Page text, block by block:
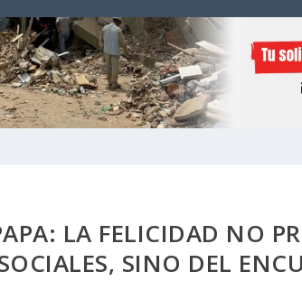
LA FELICIDAD NO
SINO DEL